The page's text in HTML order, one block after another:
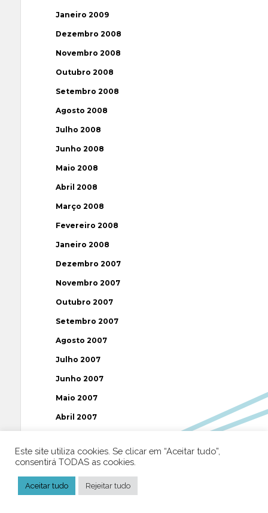
Janeiro 2009
Dezembro 2008
Novembro 2008
Outubro 2008
Setembro 2008
Agosto 2008
Julho 2008
Junho 2008
Maio 2008
Abril 2008
Março 2008
Fevereiro 2008
Janeiro 2008
Dezembro 2007
Novembro 2007
Outubro 2007
Setembro 2007
Agosto 2007
Julho 2007
Junho 2007
Maio 2007
Abril 2007
Fevereiro 2007
Janeiro 2007
Dezembro 2006
Este site utiliza cookies. Se clicar em “Aceitar tudo”,
consentirá TODAS as cookies.
Aceitar tudo Rejeitar tudo